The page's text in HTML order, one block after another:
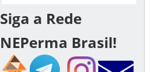
Siga a Rede
NEPerma Brasil!